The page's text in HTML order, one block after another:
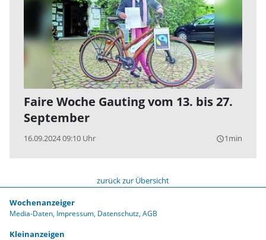
Faire Woche Gauting vom 13. bis 27.
September
16.09.2024 09:10 Uhr query_builder1min
zurück zur Übersicht
Wochenanzeiger
Media-Daten Impressum Datenschutz AGB
Kleinanzeigen